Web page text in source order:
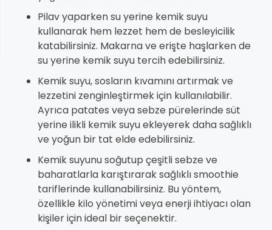
Pilav yaparken su yerine kemik suyu
kullanarak hem lezzet hem de besleyicilik
katabilirsiniz. Makarna ve erişte haşlarken de
su yerine kemik suyu tercih edebilirsiniz.
Kemik suyu, sosların kıvamını artırmak ve
lezzetini zenginleştirmek için kullanılabilir.
Ayrıca patates veya sebze pürelerinde süt
yerine ilikli kemik suyu ekleyerek daha sağlıklı
ve yoğun bir tat elde edebilirsiniz.
Kemik suyunu soğutup çeşitli sebze ve
baharatlarla karıştırarak sağlıklı smoothie
tariflerinde kullanabilirsiniz. Bu yöntem,
özellikle kilo yönetimi veya enerji ihtiyacı olan
kişiler için ideal bir seçenektir.